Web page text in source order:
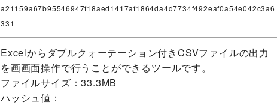
a21159a67b95546947f18aed1417af1864da4d7734f492eaf0a54e042c3a6
331
Excelからダブルクォーテーション付きCSVファイルの出力
を画画面操作で行うことができるツールです。
ファイルサイズ：33.3MB
ハッシュ値：